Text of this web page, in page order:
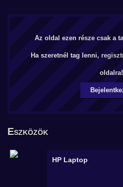
Az oldal ezen része csak a
Ha szeretnél tag lenni,
oldalra!
Eszközök
HP Laptop